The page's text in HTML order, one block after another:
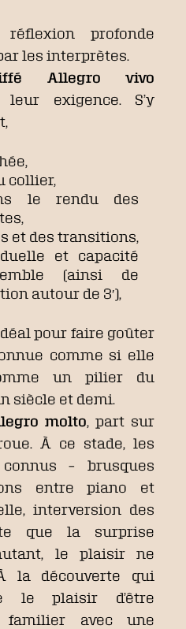
profonde
les interprètes.
Allegro vivo
leur exigence. S’y
collier,
le rendu des
et des transitions,
et capacité
(ainsi de
autour de 3′),
pour faire goûter
comme si elle
un pilier du
siècle et demi.
molto, part sur
À ce stade, les
– brusques
entre piano et
interversion des
que la surprise
le plaisir ne
la découverte qui
le plaisir d’être
familier avec une